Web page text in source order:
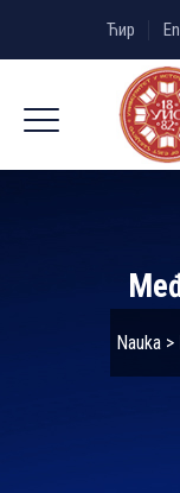
Ћир
Nauka>